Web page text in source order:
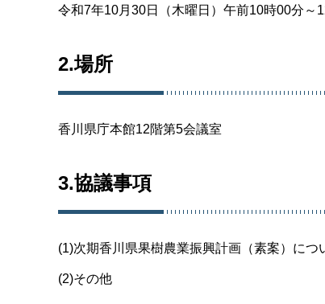
令和7年10月30日（木曜日）午前10時00分～
2.場所
香川県庁本館12階第5会議室
3.協議事項
(1)次期香川県果樹農業振興計画（素案）につ
(2)その他